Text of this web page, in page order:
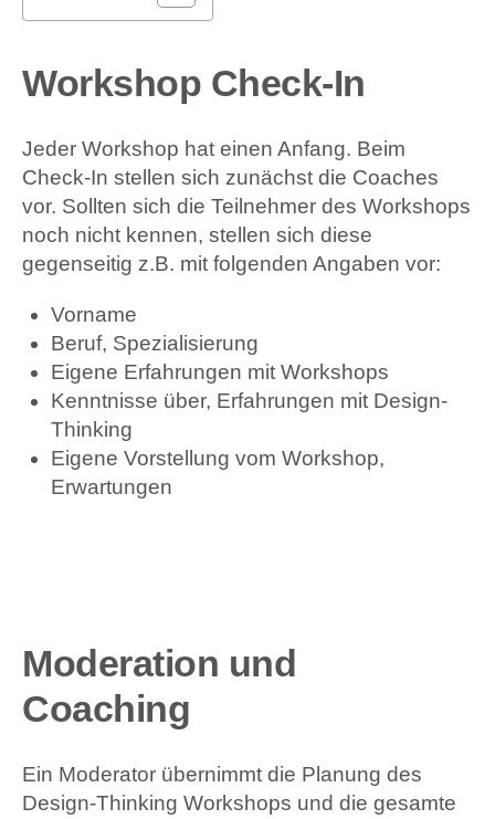
Workshop Check-In
Jeder Workshop hat einen Anfang. Beim
Check-In stellen sich zunächst die Coaches
vor. Sollten sich die Teilnehmer des Workshops
noch nicht kennen, stellen sich diese
gegenseitig z.B. mit folgenden Angaben vor:
Vorname
Beruf, Spezialisierung
Eigene Erfahrungen mit Workshops
Kenntnisse über, Erfahrungen mit Design-
Thinking
Eigene Vorstellung vom Workshop,
Erwartungen
Moderation und
Coaching
Ein Moderator übernimmt die Planung des
Design-Thinking Workshops und die gesamte